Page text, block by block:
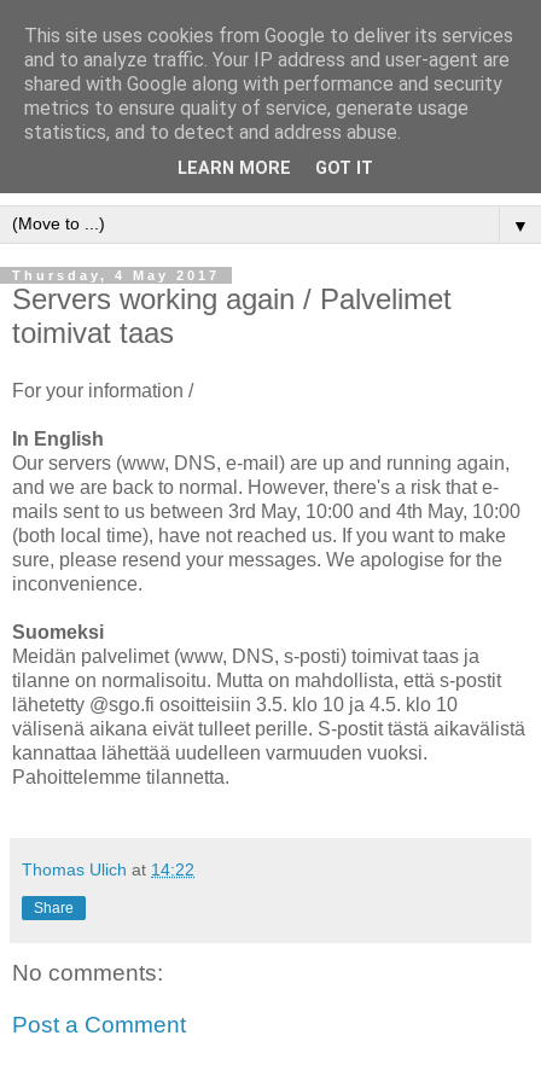
▼
Thursday, 4 May 2017
Servers working again / Palvelimet
toimivat taas
For your information /
In English
Our servers (www, DNS, e-mail) are up and running again,
and we are back to normal. However, there's a risk that e-
mails sent to us between 3rd May, 10:00 and 4th May, 10:00
(both local time), have not reached us. If you want to make
sure, please resend your messages. We apologise for the
inconvenience.
Suomeksi
Meidän palvelimet (www, DNS, s-posti) toimivat taas ja
tilanne on normalisoitu. Mutta on mahdollista, että s-postit
lähetetty @sgo.fi osoitteisiin 3.5. klo 10 ja 4.5. klo 10
välisenä aikana eivät tulleet perille. S-postit tästä aikavälistä
kannattaa lähettää uudelleen varmuuden vuoksi.
Pahoittelemme tilannetta.
Thomas Ulich at 14:22
Share
No comments:
Post a Comment
This site uses cookies from Google to deliver its services
and to analyze traffic. Your IP address and user-agent are
shared with Google along with performance and security
metrics to ensure quality of service, generate usage
statistics, and to detect and address abuse.
LEARN MORE GOT IT